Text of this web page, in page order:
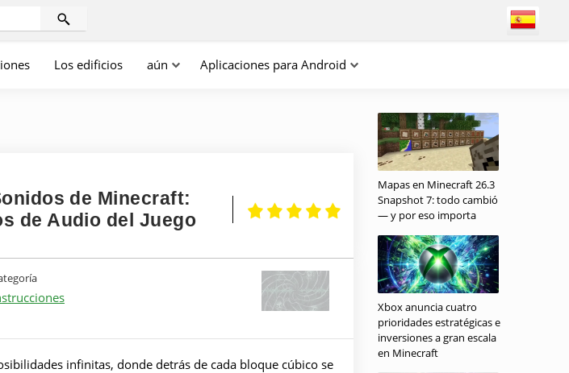
Los edificios aún Aplicaciones para Android
de Minecraft:
de Audio del Juego
infinitas, donde detrás de cada bloque cúbico se
Mapas en Minecraft 26.3
Snapshot 7: todo cambió
— y por eso importa
Xbox anuncia cuatro
prioridades estratégicas e
inversiones a gran escala
en Minecraft